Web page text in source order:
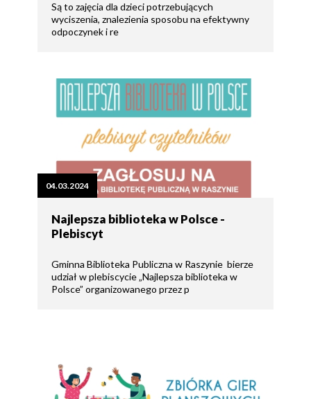
Są to zajęcia dla dzieci potrzebujących
wyciszenia, znalezienia sposobu na efektywny
odpoczynek i re
04.03.2024
Najlepsza biblioteka w Polsce -
Plebiscyt
Gminna Biblioteka Publiczna w Raszynie bierze
udział w plebiscycie „Najlepsza biblioteka w
Polsce” organizowanego przez p